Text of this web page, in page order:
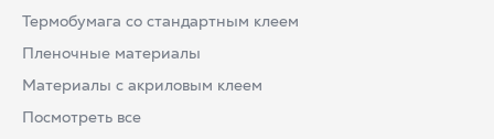
Термобумага со стандартным клеем
Пленочные материалы
Материалы с акриловым клеем
Посмотреть все